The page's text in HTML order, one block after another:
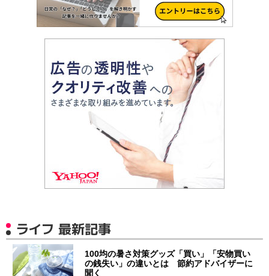
ライフ 最新記事
100均の暑さ対策グッズ「買い」「安物買い
の銭失い」の違いとは 節約アドバイザーに
聞く